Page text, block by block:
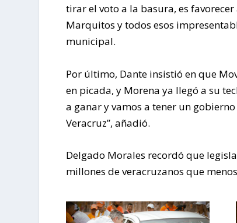
tirar el voto a la basura, es
Marquitos y todos esos
municipal.
Por último, Dante insistió en que
en picada, y Morena ya llegó a su
a ganar y vamos a tener un
Veracruz”, añadió.
Delgado Morales recordó que
millones de veracruzanos que